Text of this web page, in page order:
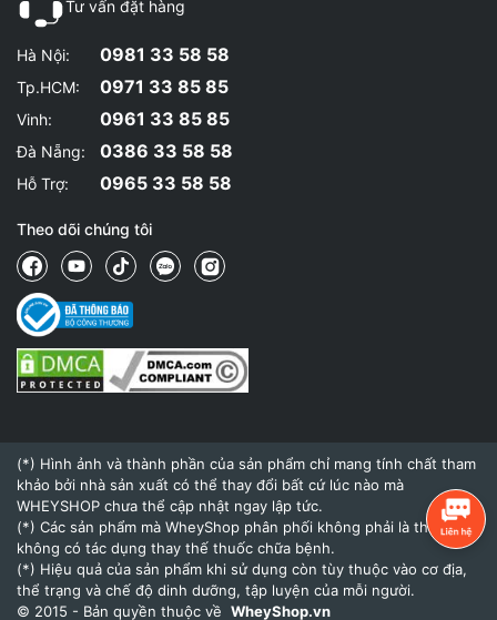
Tư vấn đặt hàng
Hà Nội: 0981 33 58 58
Tp.HCM: 0971 33 85 85
Vinh: 0961 33 85 85
Đà Nẵng: 0386 33 58 58
Hỗ Trợ: 0965 33 58 58
Theo dõi chúng tôi
(*) Hình ảnh và thành phần của sản phẩm chỉ mang tính chất tham
khảo bởi nhà sản xuất có thể thay đổi bất cứ lúc nào mà
WHEYSHOP chưa thể cập nhật ngay lập tức.
(*) Các sản phẩm mà WheyShop phân phối không phải là thuốc và
không có tác dụng thay thế thuốc chữa bệnh.
(*) Hiệu quả của sản phẩm khi sử dụng còn tùy thuộc vào cơ địa,
thể trạng và chế độ dinh dưỡng, tập luyện của mỗi người.
© 2015 - Bản quyền thuộc về WheyShop.vn